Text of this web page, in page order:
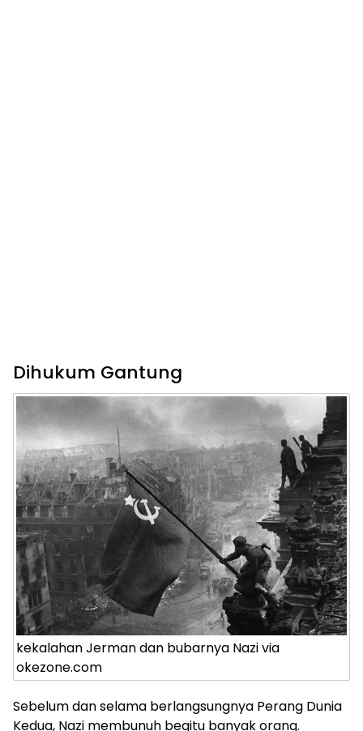
Dihukum Gantung
kekalahan Jerman dan bubarnya Nazi via
okezone.com
Sebelum dan selama berlangsungnya Perang Dunia
Kedua, Nazi membunuh begitu banyak orang.